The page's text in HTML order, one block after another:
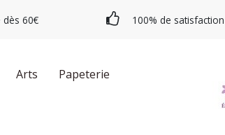
60€ 100% de satisfaction
Arts Papeterie